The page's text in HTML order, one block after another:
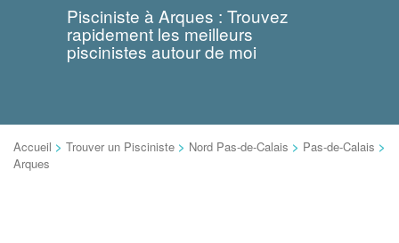
Pisciniste à Arques : Trouvez
rapidement les meilleurs
piscinistes autour de moi
Accueil > Trouver un Pisciniste > Nord Pas-de-Calais > Pas-de-Calais >
Arques